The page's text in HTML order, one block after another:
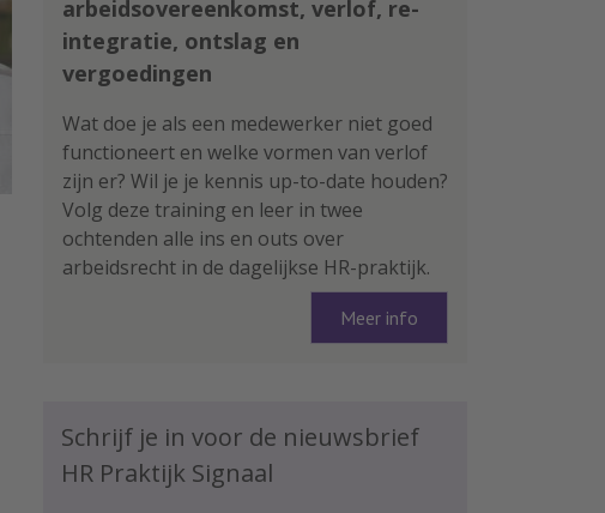
arbeidsovereenkomst, verlof, re-
integratie, ontslag en
vergoedingen
Wat doe je als een medewerker niet goed
functioneert en welke vormen van verlof
zijn er? Wil je je kennis up-to-date houden?
Volg deze training en leer in twee
ochtenden alle ins en outs over
arbeidsrecht in de dagelijkse HR-praktijk.
Meer info
Schrijf je in voor de nieuwsbrief
HR Praktijk Signaal